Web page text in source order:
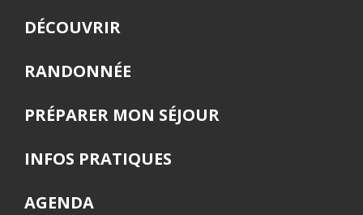
DÉCOUVRIR
RANDONNÉE
PRÉPARER MON SÉJOUR
INFOS PRATIQUES
AGENDA